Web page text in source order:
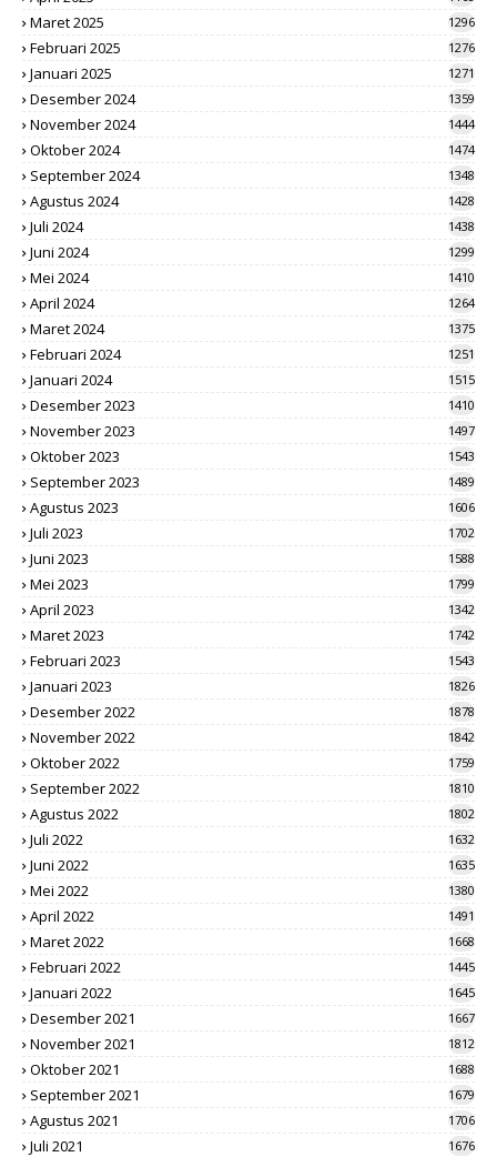
Maret 2025 1296
Februari 2025 1276
Januari 2025 1271
Desember 2024 1359
November 2024 1444
Oktober 2024 1474
September 2024 1348
Agustus 2024 1428
Juli 2024 1438
Juni 2024 1299
Mei 2024 1410
April 2024 1264
Maret 2024 1375
Februari 2024 1251
Januari 2024 1515
Desember 2023 1410
November 2023 1497
Oktober 2023 1543
September 2023 1489
Agustus 2023 1606
Juli 2023 1702
Juni 2023 1588
Mei 2023 1799
April 2023 1342
Maret 2023 1742
Februari 2023 1543
Januari 2023 1826
Desember 2022 1878
November 2022 1842
Oktober 2022 1759
September 2022 1810
Agustus 2022 1802
Juli 2022 1632
Juni 2022 1635
Mei 2022 1380
April 2022 1491
Maret 2022 1668
Februari 2022 1445
Januari 2022 1645
Desember 2021 1667
November 2021 1812
Oktober 2021 1688
September 2021 1679
Agustus 2021 1706
Juli 2021 1676